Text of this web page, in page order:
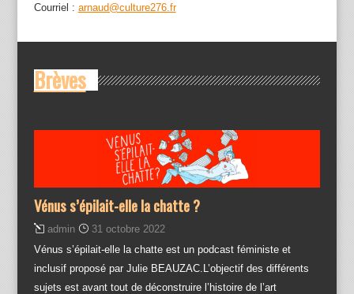
Courriel : arnaud@culture276.fr
Brèves
Vénus s’épilait-elle la chatte ?
admin
31 octobre 2022
Vénus s’épilait-elle la chatte est un podcast féministe et
inclusif proposé par Julie BEAUZAC.L’objectif des différents
sujets est avant tout de déconstruire l’histoire de l’art